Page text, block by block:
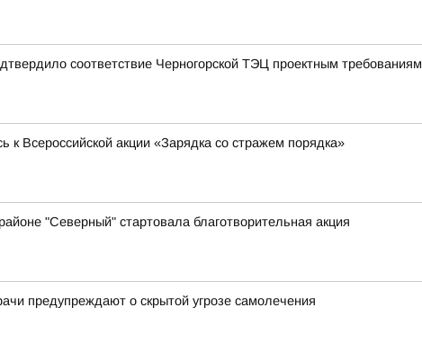
соответствие Черногорской ТЭЦ проектным требованиям
к Всероссийской акции «Зарядка со стражем порядка»
"Северный" стартовала благотворительная акция
предупреждают о скрытой угрозе самолечения